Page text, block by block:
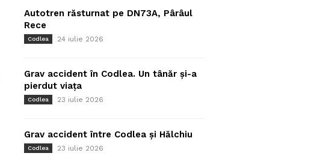
Autotren răsturnat pe DN73A, Pârâul
Rece
Codlea 24 iulie 2026
Grav accident în Codlea. Un tânăr și-a
pierdut viața
Codlea 23 iulie 2026
Grav accident între Codlea și Hălchiu
Codlea 23 iulie 2026